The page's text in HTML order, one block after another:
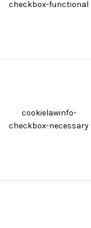
checkbox-functional
cookielawinfo-
checkbox-necessary